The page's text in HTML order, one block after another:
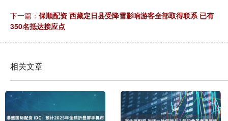
下一篇： 保顺配资 西藏定日县受降雪影响游客全部取得联系 已有
350名抵达接应点
相关文章